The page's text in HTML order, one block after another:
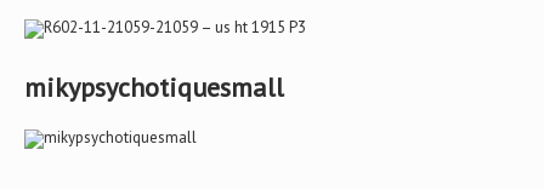
mikypsychotiquesmall